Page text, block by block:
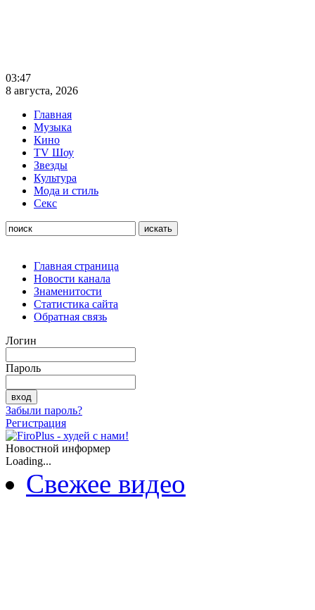
03:47
8 августа, 2026
Главная
Музыка
Кино
TV Шоу
Звезды
Культура
Мода и стиль
Секс
Главная страница
Новости канала
Знаменитости
Статистика сайта
Обратная связь
Логин
Пароль
Забыли пароль?
Регистрация
Новостной информер
Loading...
Свежее видео